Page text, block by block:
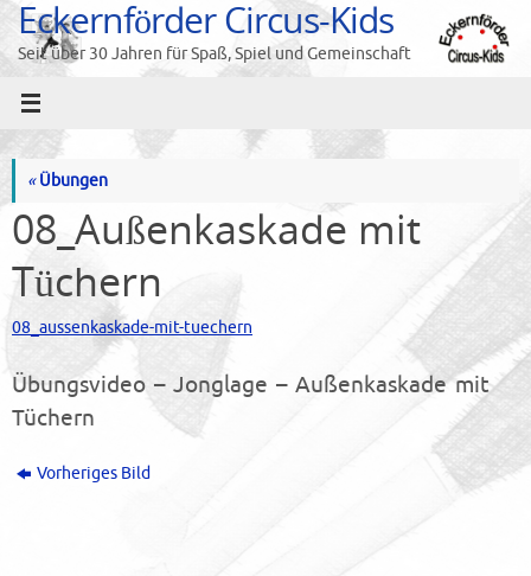
Zum
Inhalt
springen
Eckernförder Circus-Kids
Seit über 30 Jahren für Spaß, Spiel und Gemeinschaft
«Übungen
08_Außenkaskade mit
Tüchern
08_aussenkaskade-mit-tuechern
Übungsvideo – Jonglage – Außenkaskade mit
Tüchern
Vorheriges Bild